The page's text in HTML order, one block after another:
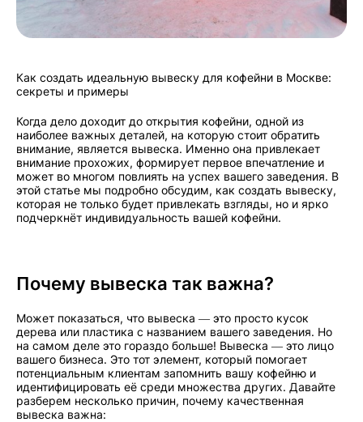
Как создать идеальную вывеску для кофейни в Москве:
секреты и примеры
Когда дело доходит до открытия кофейни, одной из
наиболее важных деталей, на которую стоит обратить
внимание, является вывеска. Именно она привлекает
внимание прохожих, формирует первое впечатление и
может во многом повлиять на успех вашего заведения. В
этой статье мы подробно обсудим, как создать вывеску,
которая не только будет привлекать взгляды, но и ярко
подчеркнёт индивидуальность вашей кофейни.
Почему вывеска так важна?
Может показаться, что вывеска — это просто кусок
дерева или пластика с названием вашего заведения. Но
на самом деле это гораздо больше! Вывеска — это лицо
вашего бизнеса. Это тот элемент, который помогает
потенциальным клиентам запомнить вашу кофейню и
идентифицировать её среди множества других. Давайте
разберем несколько причин, почему качественная
вывеска важна: